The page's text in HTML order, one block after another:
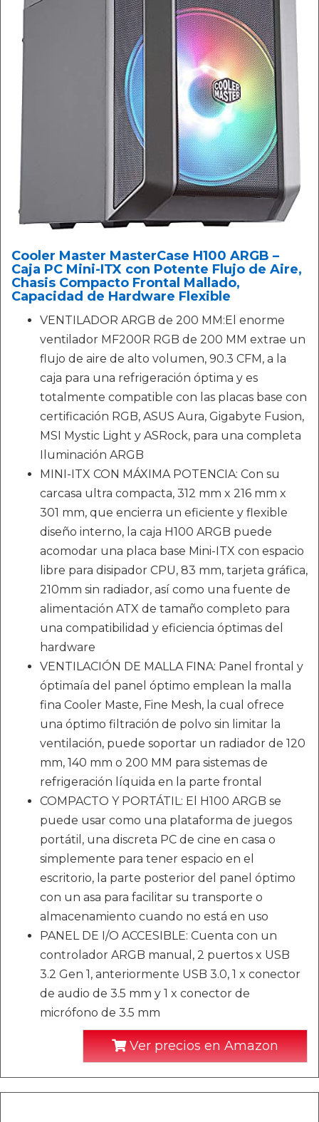
Cooler Master MasterCase H100 ARGB –
Caja PC Mini-ITX con Potente Flujo de Aire,
Chasis Compacto Frontal Mallado,
Capacidad de Hardware Flexible
VENTILADOR ARGB de 200 MM:El enorme
ventilador MF200R RGB de 200 MM extrae un
flujo de aire de alto volumen, 90.3 CFM, a la
caja para una refrigeración óptima y es
totalmente compatible con las placas base con
certificación RGB, ASUS Aura, Gigabyte Fusion,
MSI Mystic Light y ASRock, para una completa
Iluminación ARGB
MINI-ITX CON MÁXIMA POTENCIA: Con su
carcasa ultra compacta, 312 mm x 216 mm x
301 mm, que encierra un eficiente y flexible
diseño interno, la caja H100 ARGB puede
acomodar una placa base Mini-ITX con espacio
libre para disipador CPU, 83 mm, tarjeta gráfica,
210mm sin radiador, así como una fuente de
alimentación ATX de tamaño completo para
una compatibilidad y eficiencia óptimas del
hardware
VENTILACIÓN DE MALLA FINA: Panel frontal y
óptimaía del panel óptimo emplean la malla
fina Cooler Maste, Fine Mesh, la cual ofrece
una óptimo filtración de polvo sin limitar la
ventilación, puede soportar un radiador de 120
mm, 140 mm o 200 MM para sistemas de
refrigeración líquida en la parte frontal
COMPACTO Y PORTÁTIL: El H100 ARGB se
puede usar como una plataforma de juegos
portátil, una discreta PC de cine en casa o
simplemente para tener espacio en el
escritorio, la parte posterior del panel óptimo
con un asa para facilitar su transporte o
almacenamiento cuando no está en uso
PANEL DE I/O ACCESIBLE: Cuenta con un
controlador ARGB manual, 2 puertos x USB
3.2 Gen 1, anteriormente USB 3.0, 1 x conector
de audio de 3.5 mm y 1 x conector de
micrófono de 3.5 mm
Ver precios en Amazon